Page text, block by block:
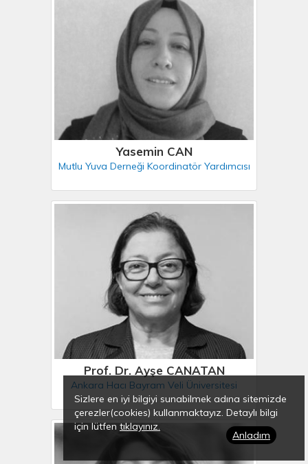
Yasemin CAN
Mutlu Yuva Derneği Koordinatör Yardımcısı
Prof. Dr. Ayşe CANATAN
Ankara Hacı Bayram Veli Üniversitesi
Sizlere en iyi bilgiyi sunabilmek adına sitemizde
çerezler(cookies) kullanmaktayız. Detaylı bilgi
için lütfentıklayınız.
Anladım